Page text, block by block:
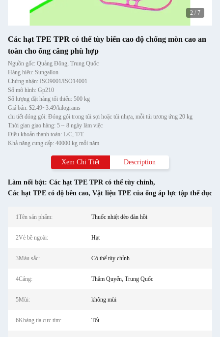
2 / 7
Các hạt TPE TPR có thể tùy biến cao độ chống mòn cao an
toàn cho ống căng phù hợp
Nguồn gốc: Quảng Đông, Trung Quốc
Hàng hiệu: Sungallon
Chứng nhận: ISO9001/ISO14001
Số mô hình: Gp210
Số lượng đặt hàng tối thiểu: 500 kg
Giá bán: $2.49~3.49/kilograms
chi tiết đóng gói: Đóng gói trong túi sợi hoặc túi nhựa, mỗi túi tương ứng 20 kg
Thời gian giao hàng: 5 ~ 8 ngày làm việc
Điều khoản thanh toán: L/C, T/T.
Khả năng cung cấp: 40000 kg mỗi năm
Xem Chi Tiết Description
Làm nổi bật: Các hạt TPE TPR có thể tùy chỉnh,
Các hạt TPE có độ bền cao, Vật liệu TPE của ống áp lực tập thể dục
1Tên sản phẩm: Thuốc nhiệt dẻo đàn hồi
2Vẻ bề ngoài: Hạt
3Màu sắc: Có thể tùy chỉnh
4Cảng: Thâm Quyến, Trung Quốc
5Mùi: không mùi
6Kháng tia cực tím: Tốt